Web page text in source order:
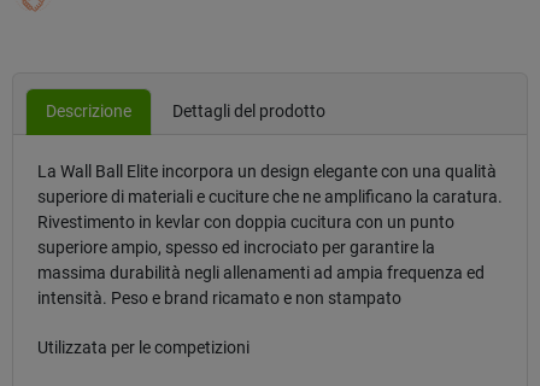
Descrizione Dettagli del prodotto
La Wall Ball Elite incorpora un design elegante con una qualità
superiore di materiali e cuciture che ne amplificano la caratura.
Rivestimento in kevlar con doppia cucitura con un punto
superiore ampio, spesso ed incrociato per garantire la
massima durabilità negli allenamenti ad ampia frequenza ed
intensità. Peso e brand ricamato e non stampato
Utilizzata per le competizioni